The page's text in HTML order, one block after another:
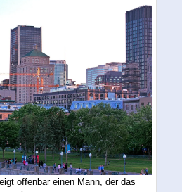
offenbar einen Mann, der das